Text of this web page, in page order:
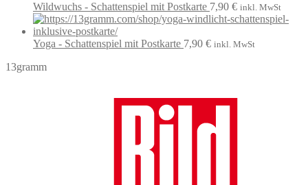
Wildwuchs - Schattenspiel mit Postkarte 7,90 € inkl. MwSt
Yoga - Schattenspiel mit Postkarte 7,90 € inkl. MwSt
13gramm